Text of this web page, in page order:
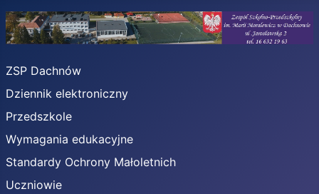
ZSP Dachnów
Dziennik elektroniczny
Przedszkole
Wymagania edukacyjne
Standardy Ochrony Małoletnich
Uczniowie